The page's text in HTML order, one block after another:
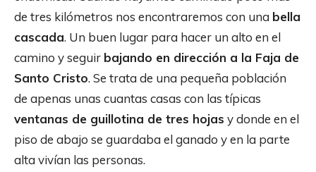
de tres kilómetros nos encontraremos con una bella
cascada. Un buen lugar para hacer un alto en el
camino y seguir bajando en dirección a la Faja de
Santo Cristo. Se trata de una pequeña población
de apenas unas cuantas casas con las típicas
ventanas de guillotina de tres hojas y donde en el
piso de abajo se guardaba el ganado y en la parte
alta vivían las personas.